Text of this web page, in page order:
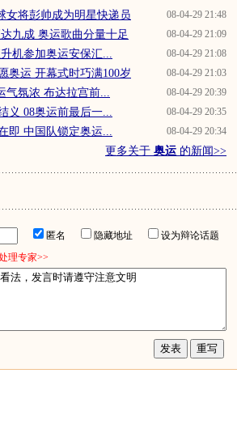
08-04-29 21:48
女将彭帅成为明星快递员
08-04-29 21:09
九成 奥运歌曲分量十足
08-04-29 21:08
机参加奥运安保汇...
08-04-29 21:03
奥运 开幕式时巧满100岁
08-04-29 20:39
氛浓 布达拉宫前...
08-04-29 20:35
义 08奥运前最后一...
08-04-29 20:34
即 中国队锁定奥运...
更多关于 奥运 的新闻>>
匿名 隐藏地址
设为辩论话题
理专家>>